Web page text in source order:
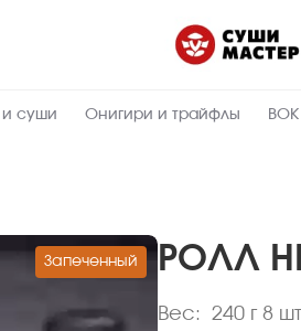
и суши Онигири и трайфлы ВОК
Запеченный РОЛЛ
Вес: 240 г8
Пищевая
240 Вес, г
265.9 Ккал